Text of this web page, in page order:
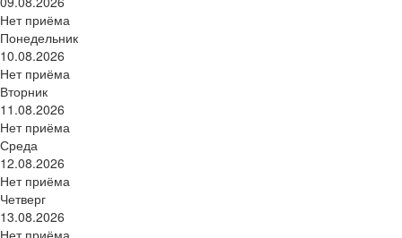
Нет приёма
Понедельник
10.08.2026
Нет приёма
Вторник
11.08.2026
Нет приёма
Среда
12.08.2026
Нет приёма
Четверг
13.08.2026
Нет приёма